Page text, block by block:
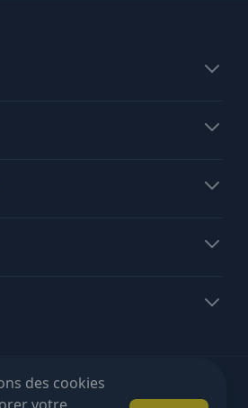
des cookies
à partir de €100 HT!